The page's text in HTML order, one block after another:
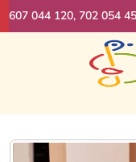
607 044 120, 702 054